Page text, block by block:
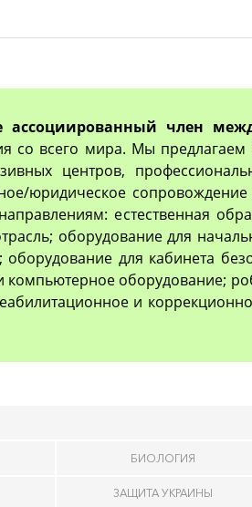
член
со всего мира. Мы
центров,
юридическое
естественная
оборудование для
оборудование для кабинета
оборудование;
и
БИОЛОГИЯ
ЗАЩИТА УКРАИНЫ